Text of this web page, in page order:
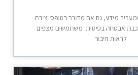
מידע, גם אם מדובר בטופס יצירת
אבטחה בסיסית. משתמשים מצפים
לראות חיבור